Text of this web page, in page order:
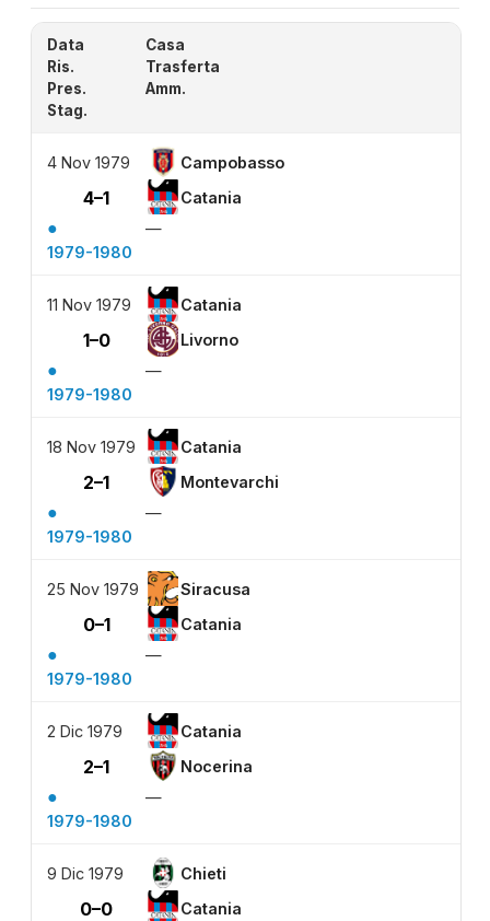
Data
Casa
Ris.
Trasferta
Pres.
Amm.
Stag.
4 Nov 1979 Campobasso
4–1 Catania
●
—
1979-1980
11 Nov 1979 Catania
1–0 Livorno
●
—
1979-1980
18 Nov 1979 Catania
2–1 Montevarchi
●
—
1979-1980
25 Nov 1979 Siracusa
0–1 Catania
●
—
1979-1980
2 Dic 1979 Catania
2–1 Nocerina
●
—
1979-1980
9 Dic 1979 Chieti
0–0 Catania